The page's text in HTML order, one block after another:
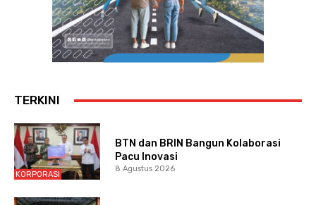
TERKINI
KORPORASI
BTN dan BRIN Bangun Kolaborasi
Pacu Inovasi
8 Agustus 2026